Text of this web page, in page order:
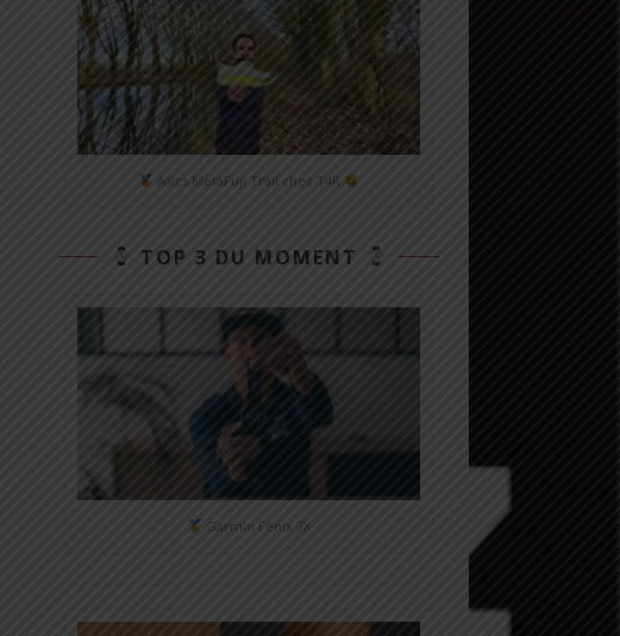
Asics MetaFuji Trail chez T4R
TOP 3 DU MOMENT
Garmin Fénix 7X